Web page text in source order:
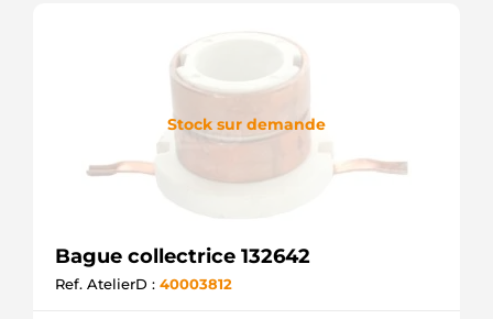
Stock sur demande
Bague collectrice 132642
Ref. AtelierD : 40003812